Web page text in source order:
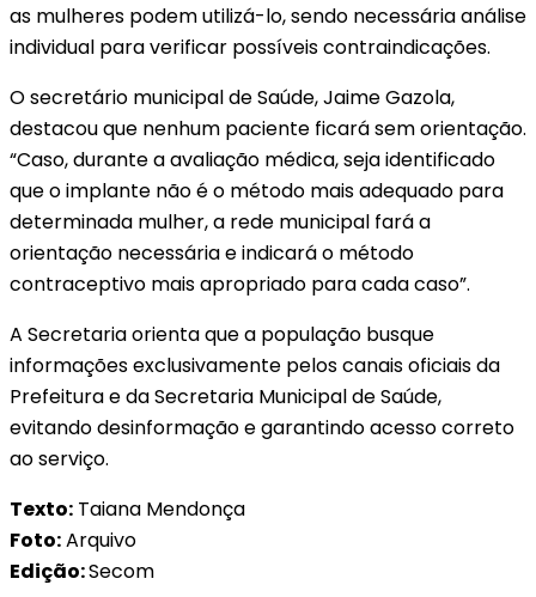
as mulheres podem utilizá-lo, sendo necessária análise
individual para verificar possíveis contraindicações.
O secretário municipal de Saúde, Jaime Gazola,
destacou que nenhum paciente ficará sem orientação.
“Caso, durante a avaliação médica, seja identificado
que o implante não é o método mais adequado para
determinada mulher, a rede municipal fará a
orientação necessária e indicará o método
contraceptivo mais apropriado para cada caso”.
A Secretaria orienta que a população busque
informações exclusivamente pelos canais oficiais da
Prefeitura e da Secretaria Municipal de Saúde,
evitando desinformação e garantindo acesso correto
ao serviço.
Texto: Taiana Mendonça
Foto:Arquivo
Edição:Secom